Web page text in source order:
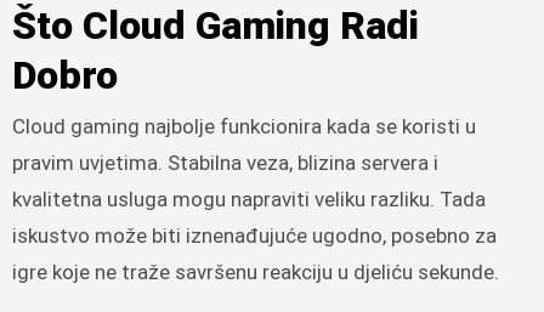
Što Cloud Gaming Radi
Dobro
Cloud gaming najbolje funkcionira kada se koristi u
pravim uvjetima. Stabilna veza, blizina servera i
kvalitetna usluga mogu napraviti veliku razliku. Tada
iskustvo može biti iznenađujuće ugodno, posebno za
igre koje ne traže savršenu reakciju u djeliću sekunde.